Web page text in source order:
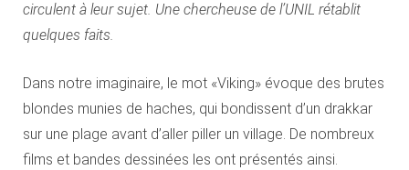
circulent à leur sujet. Une chercheuse de l’UNIL rétablit
quelques faits.
Dans notre imaginaire, le mot «Viking» évoque des brutes
blondes munies de haches, qui bondissent d’un drakkar
sur une plage avant d’aller piller un village. De nombreux
films et bandes dessinées les ont présentés ainsi.